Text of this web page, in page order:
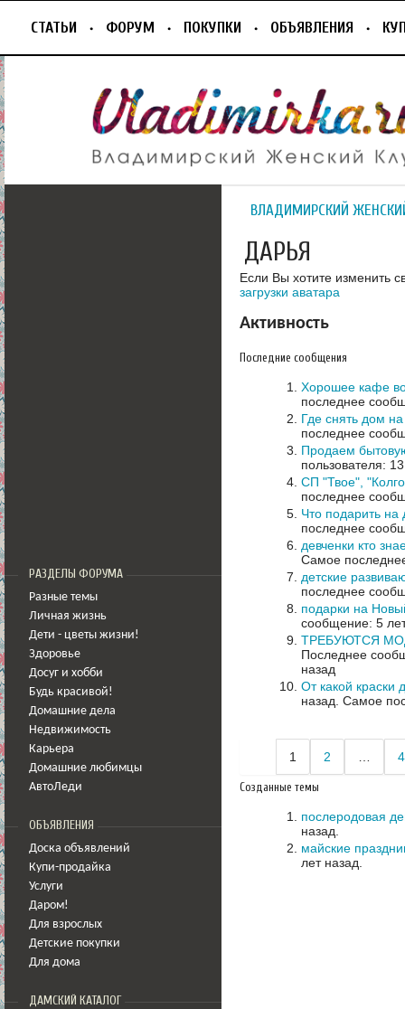
СТАТЬИ ФОРУМ ПОКУПКИ ОБЪЯВЛЕНИЯ
РАЗДЕЛЫ ФОРУМА
Разные темы
Личная жизнь
Дети - цветы жизни!
Здоровье
Досуг и хобби
Будь красивой!
Домашние дела
Недвижимость
Карьера
Домашние любимцы
АвтоЛеди
ОБЪЯВЛЕНИЯ
Доска объявлений
Купи-продайка
Услуги
Даром!
Для взрослых
Детские покупки
Для дома
ДАМСКИЙ КАТАЛОГ
ВЛАДИМИРСКИЙ
ДАРЬЯ
Если Вы хотите изменить
загрузки аватара
Активность
Последние сообщения
Хорошее кафе
последнее
Где снять дом
последнее
Продаем
пользователя:
СП "Твое",
последнее
Что подарить
последнее
девченки кто
Самое
детские
последнее
подарки на
сообщение: 5
ТРЕБУЮТСЯ
Последнее
назад
От какой краски
назад. Самое
1 2 4
Созданные темы
послеродовая
назад.
майские
лет назад.